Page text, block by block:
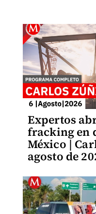
Expertos
fracking en
México |
agosto de